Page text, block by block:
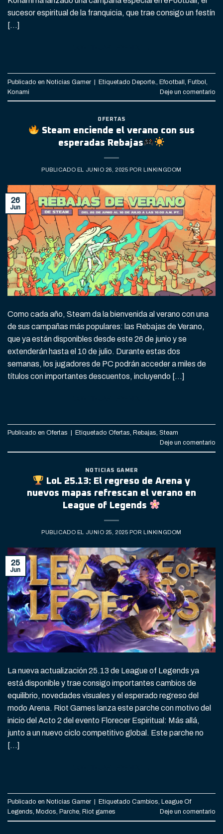
sucesor espiritual de la franquicia, que trae consigo un festín
[…]
Publicado en Noticias Gamer | Etiquetado Deporte. Efootball Futbol
Konami
Deje un comentario
OFERTAS
Steam enciende el verano con sus
esperadas Rebajas
PUBLICADO EL JUNIO 26, 2025 POR LINKINGDOM
26
Jun
Como cada año, Steam da la bienvenida al verano con una
de sus campañas más populares: las Rebajas de Verano,
que ya están disponibles desde este 26 de junio y se
extenderán hasta el 10 de julio. Durante estas dos
semanas, los jugadores de PC podrán acceder a miles de
títulos con importantes descuentos, incluyendo […]
Publicado en Ofertas Etiquetado Ofertas, Rebajas, Steam
Deje un comentario
NOTICIAS GAMER
LoL 25.13: El regreso de Arena y
nuevos mapas refrescan el verano en
League of Legends
PUBLICADO EL JUNIO 25, 2025 POR LINKINGDOM
25
Jun
La nueva actualización 25.13 de League of Legends ya
está disponible y trae consigo importantes cambios de
equilibrio, novedades visuales y el esperado regreso del
modo Arena. Riot Games lanza este parche con motivo del
inicio del Acto 2 del evento Florecer Espiritual: Más allá,
junto a un nuevo ciclo competitivo global. Este parche no
[…]
Publicado en Noticias Gamer Etiquetado Cambios, League Of
Legends, Modos, Parche, Riot games Deje un comentario